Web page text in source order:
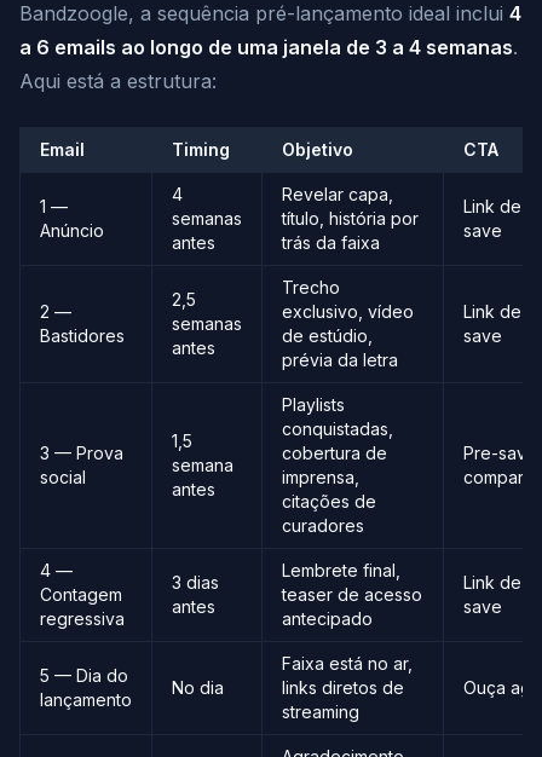
Bandzoogle, a sequência pré-lançamento ideal inclui 4
a 6 emails ao longo de uma janela de 3 a 4 semanas.
Aqui está a estrutura:
Email Timing Objetivo CTA
1 —
Anúncio
4
semanas
antes
Revelar capa,
título, história por
trás da faixa
Link de
save
2 —
Bastidores
2,5
semanas
antes
Trecho
exclusivo, vídeo
de estúdio,
prévia da letra
Link de
save
3 — Prova
social
1,5
semana
antes
Playlists
conquistadas,
cobertura de
imprensa,
citações de
curadores
Pre-save
4 —
Contagem
regressiva
3 dias
antes
Lembrete final,
teaser de acesso
antecipado
Link de
save
5 — Dia do
lançamento
No dia
Faixa está no ar,
links diretos de
streaming
Ouça